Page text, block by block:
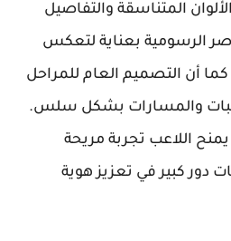
المتناسقة والتفاصيل
الرسومية بعناية لتعكس
أن التصميم العام للمراحل
والمسارات بشكل سلس.
اللاعب تجربة مريحة
دور كبير في تعزيز هوية